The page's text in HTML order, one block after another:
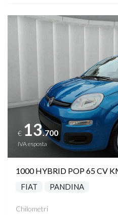
Vedi dettagli
€ 13.700
IVA esposta
1000 HYBRID POP 65 CV
FIAT PANDINA
Chilometri